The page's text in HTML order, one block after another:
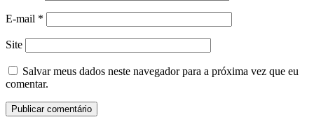
E-mail *
Site
Salvar meus dados neste navegador para a próxima vez que eu
comentar.